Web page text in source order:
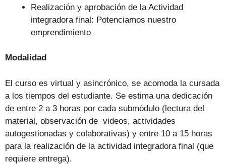
Realización y aprobación de la Actividad
integradora final: Potenciamos nuestro
emprendimiento
Modalidad
El curso es virtual y asincrónico, se acomoda la cursada
a los tiempos del estudiante. Se estima una dedicación
de entre 2 a 3 horas por cada submódulo (lectura del
material, observación de videos, actividades
autogestionadas y colaborativas) y entre 10 a 15 horas
para la realización de la actividad integradora final (que
requiere entrega).